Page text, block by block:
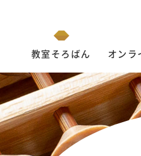
教室そろばん オンラ